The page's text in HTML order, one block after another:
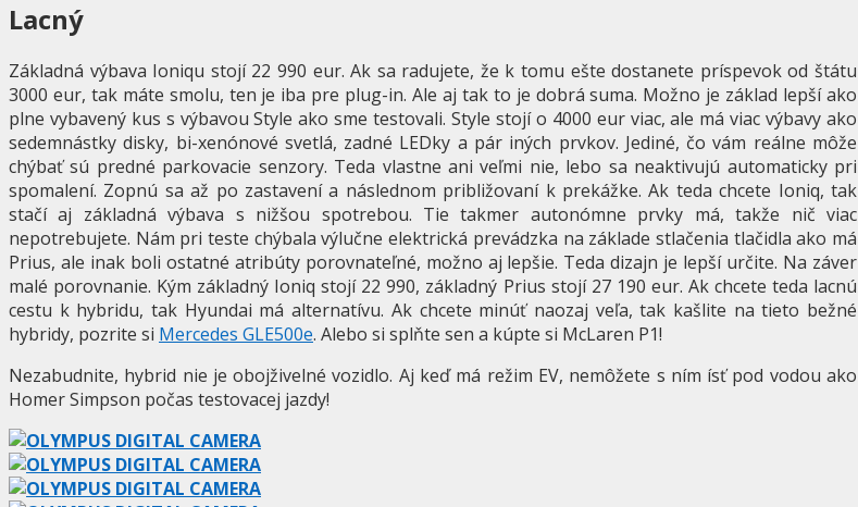
Lacný
Základná výbava Ioniqu stojí 22 990 eur. Ak sa radujete, že k tomu ešte dostanete príspevok od štátu
3000 eur, tak máte smolu, ten je iba pre plug-in. Ale aj tak to je dobrá suma. Možno je základ lepší ako
plne vybavený kus s výbavou Style ako sme testovali. Style stojí o 4000 eur viac, ale má viac výbavy ako
sedemnástky disky, bi-xenónové svetlá, zadné LEDky a pár iných prvkov. Jediné, čo vám reálne môže
chýbať sú predné parkovacie senzory. Teda vlastne ani veľmi nie, lebo sa neaktivujú automaticky pri
spomalení. Zopnú sa až po zastavení a následnom približovaní k prekážke. Ak teda chcete Ioniq, tak
stačí aj základná výbava s nižšou spotrebou. Tie takmer autonómne prvky má, takže nič viac
nepotrebujete. Nám pri teste chýbala výlučne elektrická prevádzka na základe stlačenia tlačidla ako má
Prius, ale inak boli ostatné atribúty porovnateľné, možno aj lepšie. Teda dizajn je lepší určite. Na záver
malé porovnanie. Kým základný Ioniq stojí 22 990, základný Prius stojí 27 190 eur. Ak chcete teda lacnú
cestu k hybridu, tak Hyundai má alternatívu. Ak chcete minúť naozaj veľa, tak kašlite na tieto bežné
hybridy, pozrite si Mercedes GLE500e. Alebo si splňte sen a kúpte si McLaren P1!
Nezabudnite, hybrid nie je obojživelné vozidlo. Aj keď má režim EV, nemôžete s ním ísť pod vodou ako
Homer Simpson počas testovacej jazdy!